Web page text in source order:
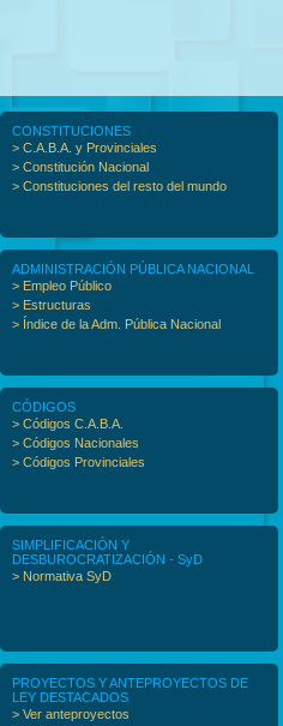
CONSTITUCIONES
> C.A.B.A. y Provinciales
> Constitución Nacional
> Constituciones del resto del mundo
ADMINISTRACIÓN PÚBLICA NACIONAL
> Empleo Público
> Estructuras
> Índice de la Adm. Pública Nacional
CÓDIGOS
> Códigos C.A.B.A.
> Códigos Nacionales
> Códigos Provinciales
SIMPLIFICACIÓN Y
DESBUROCRATIZACIÓN - SyD
> Normativa SyD
PROYECTOS Y ANTEPROYECTOS DE
LEY DESTACADOS
> Ver anteproyectos